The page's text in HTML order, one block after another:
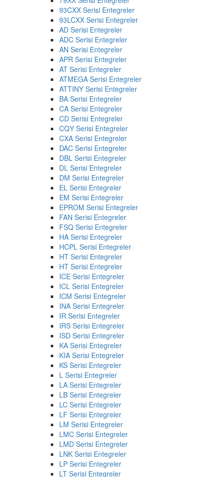
93CXX Serisi Entegreler
93LCXX Serisi Entegreler
AD Serisi Entegreler
ADC Serisi Entegreler
AN Serisi Entegreler
APR Serisi Entegreler
AT Serisi Entegreler
ATMEGA Serisi Entegreler
ATTINY Serisi Entegreler
BA Serisi Entegreler
CA Serisi Entegreler
CD Serisi Entegreler
CQY Serisi Entegreler
CXA Serisi Entegreler
DAC Serisi Entegreler
DBL Serisi Entegreler
DL Serisi Entegreler
DM Serisi Entegreler
EL Serisi Entegreler
EM Serisi Entegreler
EPROM Serisi Entegreler
FAN Serisi Entegreler
FSQ Serisi Entegreler
HA Serisi Entegreler
HCPL Serisi Entegreler
HT Serisi Entegreler
HT Serisi Entegreler
ICE Serisi Entegreler
ICL Serisi Entegreler
ICM Serisi Entegreler
INA Serisi Entegreler
IR Serisi Entegreler
IRS Serisi Entegreler
ISD Serisi Entegreler
KA Serisi Entegreler
KIA Serisi Entegreler
KS Serisi Entegreler
L Serisi Entegreler
LA Serisi Entegreler
LB Serisi Entegreler
LC Serisi Entegreler
LF Serisi Entegreler
LM Serisi Entegreler
LMC Serisi Entegreler
LMD Serisi Entegreler
LNK Serisi Entegreler
LP Serisi Entegreler
LT Serisi Entegreler